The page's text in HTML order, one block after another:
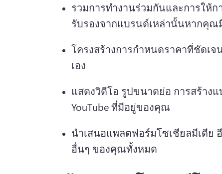
รวมการทํางานร่วมกันและการให้
รับรองจากแบรนด์เหล่านั้นหากคุณ
โครงสร้างการกําหนดราคาที่ชัดเ
เอง
แสดงวิดีโอ รูปขนาดย่อ การสร้าง
YouTube ที่มีอยู่ของคุณ
นําเสนอแพลตฟอร์มโซเชียลมีเดีย
อื่นๆ ของคุณทั้งหมด